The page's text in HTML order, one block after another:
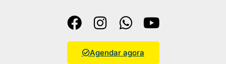
Agendar agora